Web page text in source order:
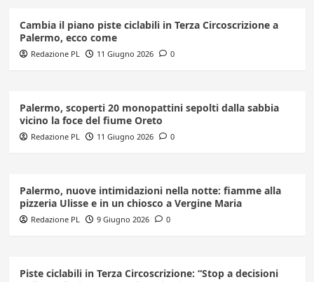
Cambia il piano piste ciclabili in Terza Circoscrizione a
Palermo, ecco come
Redazione PL 11 Giugno 2026 0
Palermo, scoperti 20 monopattini sepolti dalla sabbia
vicino la foce del fiume Oreto
Redazione PL 11 Giugno 2026 0
Palermo, nuove intimidazioni nella notte: fiamme alla
pizzeria Ulisse e in un chiosco a Vergine Maria
Redazione PL 9 Giugno 2026 0
Piste ciclabili in Terza Circoscrizione: “Stop a decisioni